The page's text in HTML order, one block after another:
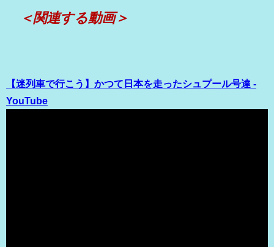
＜関連する動画＞
【迷列車で行こう】かつて日本を走ったシュプール号達 -
YouTube